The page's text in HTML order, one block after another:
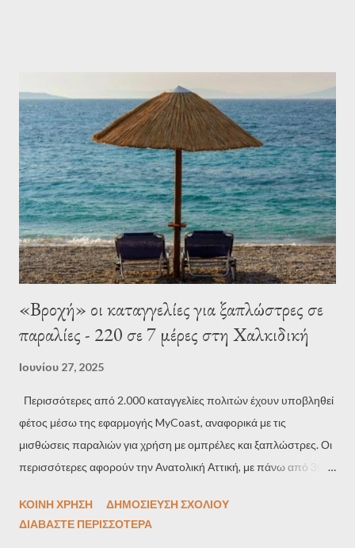
έπειτα απο κλήση που δέχτηκα και ευτυχώς το παιδάκι εκτός
απο φοβισμένο δεν έχει την παραμικρή γρατζουνιά και η οδηγός
του οχήματος εξακολουθεί να είναι ακόμη σε κατάσταση σοκ...
Μιλάμε ξεκάθαρα για τύχη όλων των εμπλεκομένων διότι για λίγα
εκατοστά δεν βρέθηκε και το ίδιο το παιδάκι κάτω από τις ρόδες
του οχήματος παρά μόνο το παιχνίδι του... Δεν ξέρω τι να
σχολιάσω γιατί η πρώτη εικόνα με σ...
«Βροχή» οι καταγγελίες για ξαπλώστρες σε
παραλίες - 220 σε 7 μέρες στη Χαλκιδική
Ιουνίου 27, 2025
Περισσότερες από 2.000 καταγγελίες πολιτών έχουν υποβληθεί
φέτος μέσω της εφαρμογής MyCoast, αναφορικά με τις
μισθώσεις παραλιών για χρήση με ομπρέλες και ξαπλώστρες. Οι
περισσότερες αφορούν την Ανατολική Αττική, με πάνω από 300
μισθώσεις έχουν κατατεθεί περισσότερες από 200 αναφορές.
ΚΟΙΝΉ ΧΡΉΣΗ
ΔΗΜΟΣΊΕΥΣΗ ΣΧΟΛΊΟΥ
ΔΙΑΒΆΣΤΕ ΠΕΡΙΣΣΌΤΕΡΑ